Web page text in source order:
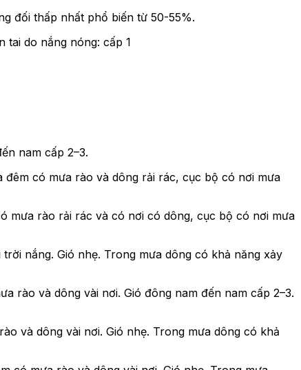
đối thấp nhất phổ biến từ 50-55%.
do nắng nóng: cấp 1
nam cấp 2–3.
đêm có mưa rào và dông rải rác, cục bộ có nơi mưa
mưa rào rải rác và có nơi có dông, cục bộ có nơi mưa
nắng. Gió nhẹ. Trong mưa dông có khả năng xảy
rào và dông vài nơi. Gió đông nam đến nam cấp 2–3.
và dông vài nơi. Gió nhẹ. Trong mưa dông có khả